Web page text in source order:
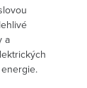
a